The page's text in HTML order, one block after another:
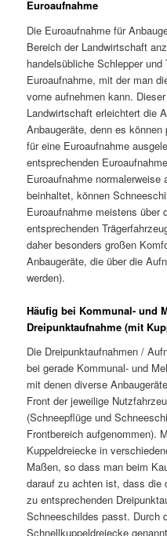
Euroaufnahme
Die Euroaufnahme für
Bereich der Landwirtschaft
handelsübliche Schlepper
Euroaufnahme, mit der man
vorne aufnehmen kann.
Landwirtschaft erleichtert die
Anbaugeräte, denn es
für eine Euroaufnahme
entsprechenden
Euroaufnahme
beinhaltet, können
Euroaufnahme meistens über
entsprechenden
daher besonders großen
Anbaugeräte, die über die
werden).
Häufig bei Kommunal- und
Dreipunktaufnahme (mit
Die Dreipunktaufnahmen /
bei gerade Kommunal- und
mit denen diverse
Front der jeweilige
(Schneepflüge und
Frontbereich aufgenommen).
Kuppeldreiecke in
Maßen, so dass man beim
darauf zu achten ist, dass die
zu entsprechenden
Schneeschildes passt. Durch
Schnellkuppeldreiecke